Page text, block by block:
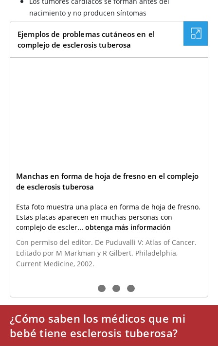
nacimiento y no producen síntomas
Ejemplos de problemas cutáneos en el
complejo de esclerosis tuberosa
Manchas en forma de hoja de fresno en el complejo
de esclerosis tuberosa
Esta foto muestra una placa en forma de hoja de fresno.
Estas placas aparecen en muchas personas con
complejo de escler... obtenga más información
Con permiso del editor. De Puduvalli V: Atlas of Cancer.
Editado por M Markman y R Gilbert. Philadelphia,
Current Medicine, 2002.
¿Cómo saben los médicos que mi
bebé tiene esclerosis tuberosa?